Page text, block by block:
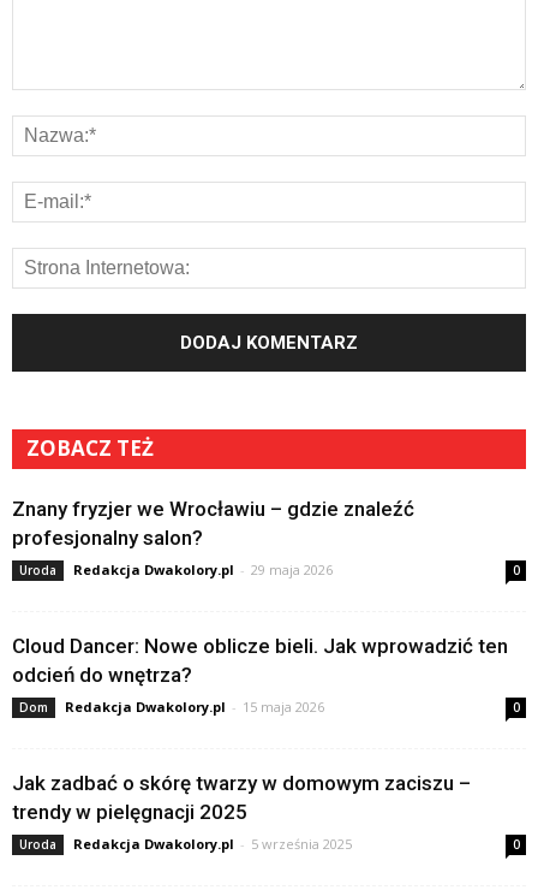
ZOBACZ TEŻ
Znany fryzjer we Wrocławiu – gdzie znaleźć
profesjonalny salon?
Uroda Redakcja Dwakolory.pl - 29 maja 2026 0
Cloud Dancer: Nowe oblicze bieli. Jak wprowadzić ten
odcień do wnętrza?
Dom Redakcja Dwakolory.pl - 15 maja 2026 0
Jak zadbać o skórę twarzy w domowym zaciszu –
trendy w pielęgnacji 2025
Uroda Redakcja Dwakolory.pl - 5 września 2025 0